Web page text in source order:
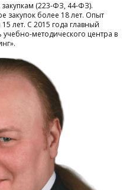
(223-ФЗ, 44-ФЗ).
закупок более 18 лет. Опыт
лет. С 2015 года главный
методического центра в